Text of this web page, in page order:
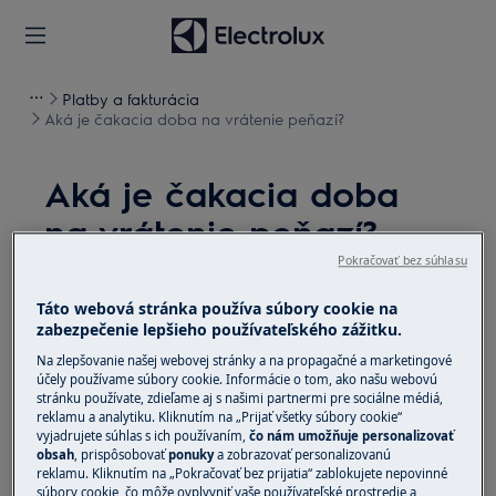
Platby a fakturácia
Aká je čakacia doba na vrátenie peňazí?
Aká je čakacia doba
na vrátenie peňazí?
Aká je čakacia doba na vrátenie peňazí?
Riešenie
Peniaze vraciame na Váš účet, z ktorého ste
hradili objednávku, štandardne do 14 dní po
vrátení tovaru na sklad. Pokiaľ bola objednávka
Táto webová stránka používa súbory cookie na
zabezpečenie lepšieho používateľského zážitku.
Na zlepšovanie našej webovej stránky a na propagačné a marketingové
účely používame súbory cookie. Informácie o tom, ako našu webovú
stránku používate, zdieľame aj s našimi partnermi pre sociálne médiá,
reklamu a analytiku. Kliknutím na „Prijať všetky súbory cookie“
vyjadrujete súhlas s ich používaním,čo nám umožňuje personalizovať
obsah, prispôsobovaťponukya zobrazovať personalizovanú
reklamu. Kliknutím na „Pokračovať bez prijatia“ zablokujete nepovinné
Pokračovať bez súhlasu